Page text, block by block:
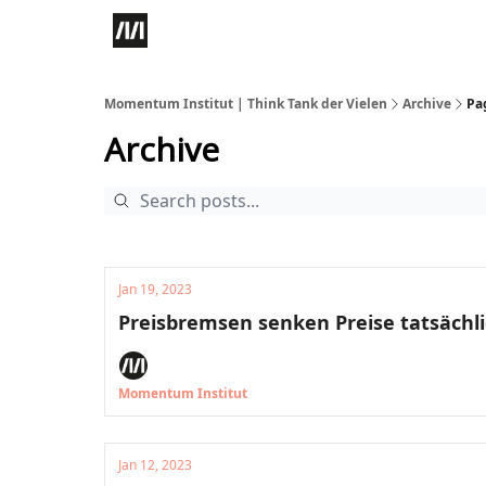
Momentum Institut | Think Tank der Vielen Archive
Archive
Jan 19, 2023
Preisbremsen senken Preise
Momentum Institut
Jan 12, 2023